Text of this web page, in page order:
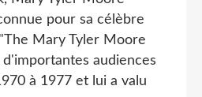
pour sa célèbre
Mary Tyler Moore
audiences
à 1977 et lui a valu